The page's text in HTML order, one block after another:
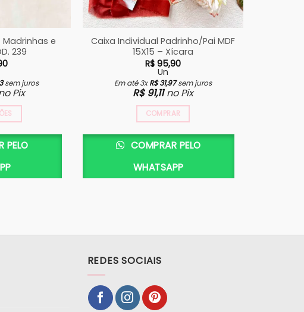
Madrinhas e
239
sem juros
Pix
PELO
Caixa Individual Padrinho/Pai MDF
15X15 – Xícara
R$ 95,90
Un
Em até 3xR$31,97sem juros
R$91,11 no Pix
COMPRAR
COMPRAR PELO
WHATSAPP
REDES SOCIAIS